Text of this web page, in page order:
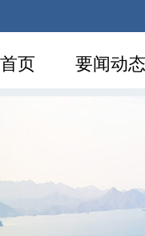
首页 要闻动态